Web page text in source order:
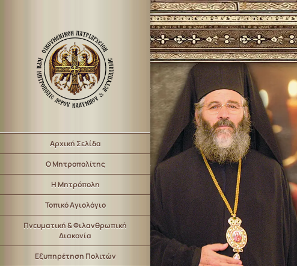
Αρχική Σελίδα
Ο Μητροπολίτης
Η Μητρόπολη
Τοπικό Αγιολόγιο
Πνευματική & Φιλανθρωπική
Διακονία
Εξυπηρέτηση Πολιτών